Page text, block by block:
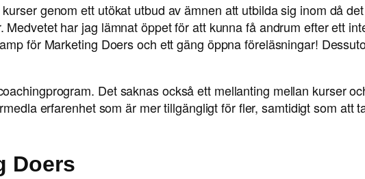
genom ett utökat utbud av ämnen att utbilda sig inom då
har jag lämnat öppet för att kunna få andrum efter ett
för Marketing Doers och ett gäng öppna föreläsningar!
Det saknas också ett mellanting mellan kurser
erfarenhet som är mer tillgängligt för fler, samtidigt som att
Doers